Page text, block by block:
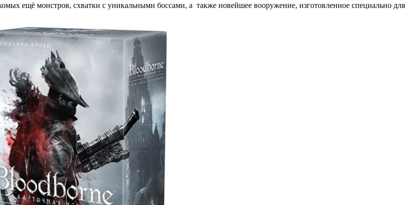
ещё монстров, схватки с уникальными боссами, а также новейшее вооружение, изготовленное специально для